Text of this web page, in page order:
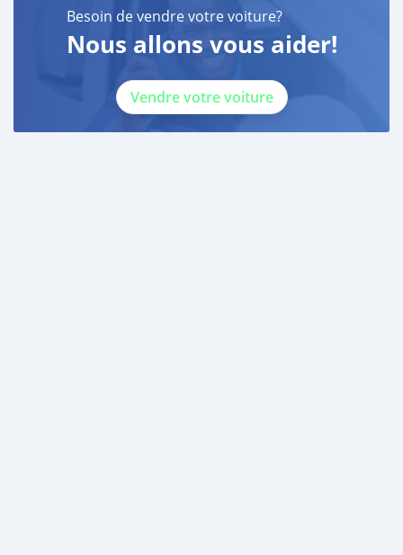
Besoin de vendre votre voiture?
Nous allons vous aider!
Vendre votre voiture